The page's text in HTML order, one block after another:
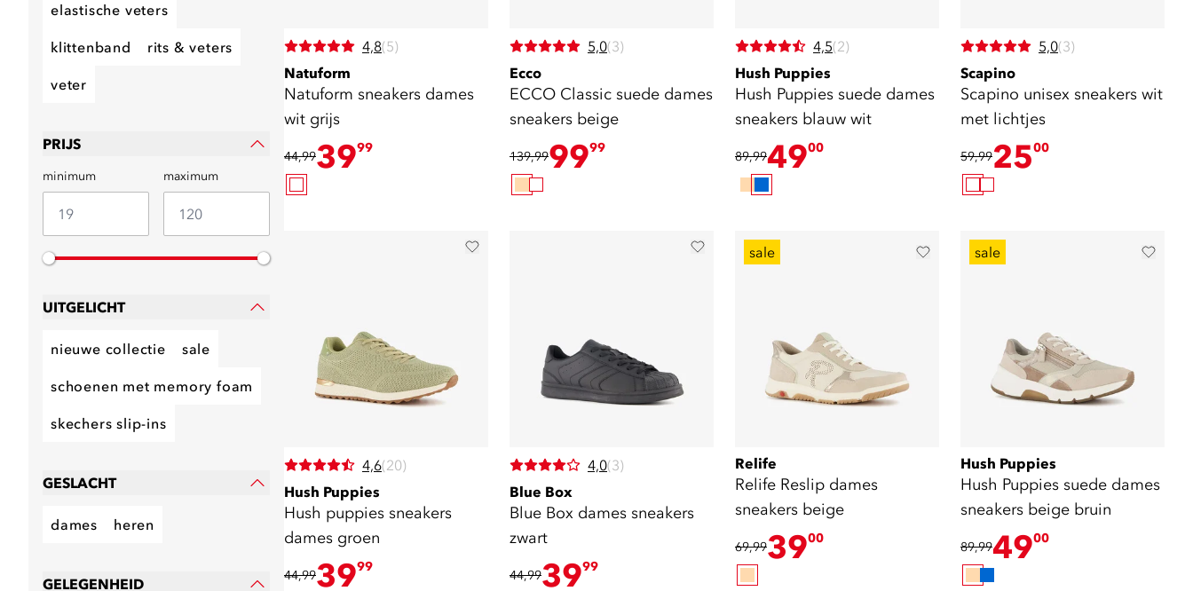
elastische veters
klittenband rits & veters
veter
PRIJS
minimum maximum
UITGELICHT
nieuwe collectie sale
schoenen met memory foam
skechers slip-ins
GESLACHT
dames heren
GELEGENHEID
4,8(5)
Natuform
Natuform sneakers dames
wit grijs
44,993999
5,0(3)
Ecco
ECCO Classic suede dames
sneakers beige
139,999999
4,5(2)
Hush Puppies
Hush Puppies suede dames
sneakers blauw wit
89,994900
5,0(3)
Scapino
Scapino unisex sneakers wit
met lichtjes
59,992500
4,6(20)
Hush Puppies
Hush puppies sneakers
dames groen
44,993999
4,0(3)
Blue Box
Blue Box dames sneakers
zwart
44,993999
sale
Relife
Relife Reslip dames
sneakers beige
69,993900
sale
Hush Puppies
Hush Puppies suede dames
sneakers beige bruin
89,994900